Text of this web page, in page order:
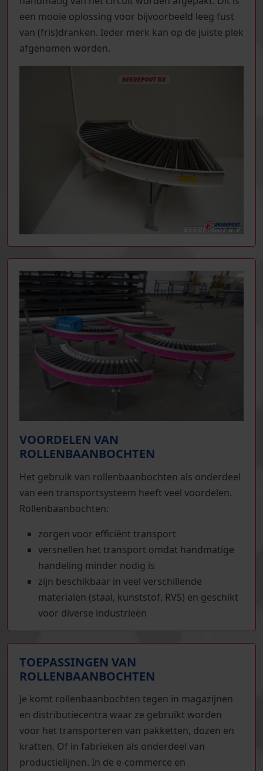
een mooie oplossing voor bijvoorbeeld leeg fust
van (fris)dranken. Ieder merk kan op de juiste plek
afgenomen worden.
VOORDELEN VAN
ROLLENBAANBOCHTEN
Het gebruik van rollenbaanbochten als onderdeel
van een transportsysteem heeft veel voordelen.
Rollenbaanbochten:
zorgen voor efficiënt transport
versnellen het transport omdat handmatige
handeling minder nodig is
zijn beschikbaar in veel verschillende
materialen (staal, kunststof, RVS) en geschikt
voor diverse industrieën
TOEPASSINGEN VAN
ROLLENBAANBOCHTEN
Je komt rollenbaanbochten tegen in magazijnen
en distributiecentra waar ze gebruikt worden
voor het transporteren van pakketten, dozen en
kratten. Of in fabrieken als onderdeel van
productielijnen. In de e-commerce en